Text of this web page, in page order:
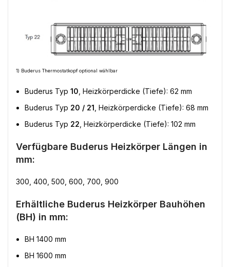
1) Buderus Thermostatkopf optional wählbar
Buderus Typ 10 , Heizkörperdicke (Tiefe): 62 mm
Buderus Typ 20 / 21 , Heizkörperdicke (Tiefe): 68 mm
Buderus Typ 22 , Heizkörperdicke (Tiefe): 102 mm
Verfügbare Buderus Heizkörper Längen in
mm:
300, 400, 500, 600, 700, 900
Erhältliche Buderus Heizkörper Bauhöhen
(BH) in mm:
BH 1400 mm
BH 1600 mm